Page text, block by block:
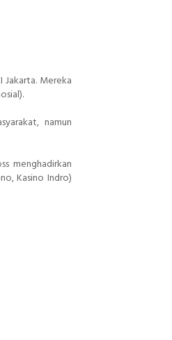
Jakarta. Mereka
namun
menghadirkan
Kasino Indro)